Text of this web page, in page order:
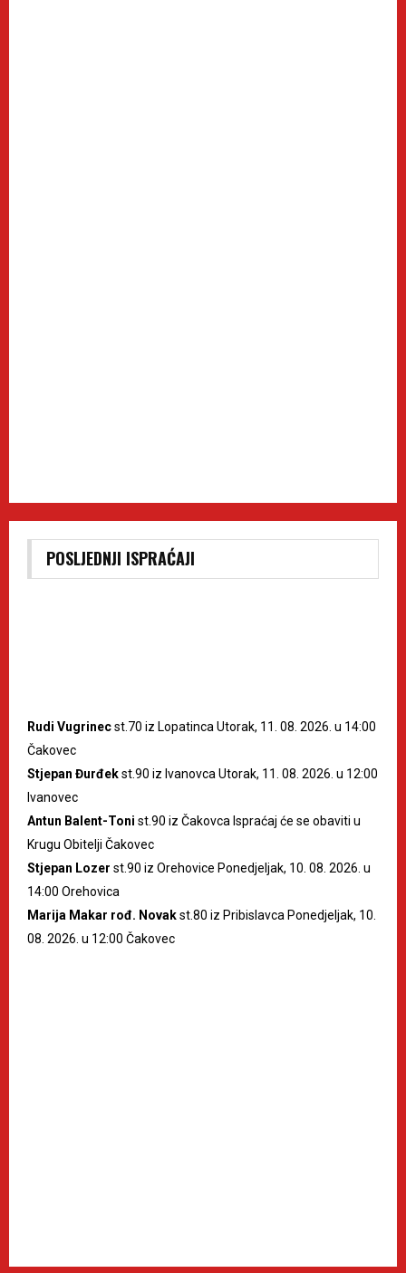
POSLJEDNJI ISPRAĆAJI
Rudi Vugrinecst.70 iz Lopatinca Utorak, 11. 08. 2026. u 14:00
Čakovec
Stjepan Đurđekst.90 iz Ivanovca Utorak, 11. 08. 2026. u 12:00
Ivanovec
Antun Balent-Toni st.90 iz Čakovca Ispraćaj će se obaviti u
Krugu Obitelji Čakovec
Stjepan Lozer st.90 iz Orehovice Ponedjeljak, 10. 08. 2026. u
14:00 Orehovica
Marija Makar rođ. Novakst.80 iz Pribislavca Ponedjeljak, 10.
08. 2026. u 12:00 Čakovec